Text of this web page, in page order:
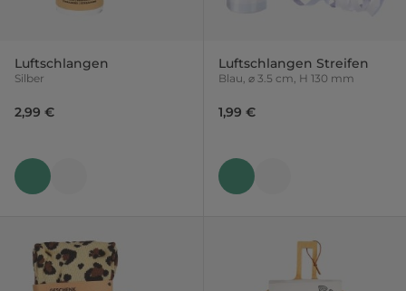
Luftschlangen
Silber
2,99 €
Luftschlangen Streifen
Blau, ⌀ 3.5 cm, H 130 mm
1,99 €